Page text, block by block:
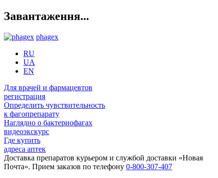
Завантаження...
phagex
RU
UA
EN
Для врачей и фармацевтов
регистрация
Определить чувствительность
к фагопрепарату
Наглядно о бактериофагах
видеоэкскурс
Где купить
адреса аптек
Доставка препаратов курьером и службой доставки «Новая
Почта». Прием заказов по телефону 0-800-307-407